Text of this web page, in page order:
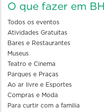
O que fazer em BH
Todos os eventos
Atividades Gratuitas
Bares e Restaurantes
Museus
Teatro e Cinema
Parques e Praças
Ao ar livre e Esportes
Compras e Moda
Para curtir com a familia